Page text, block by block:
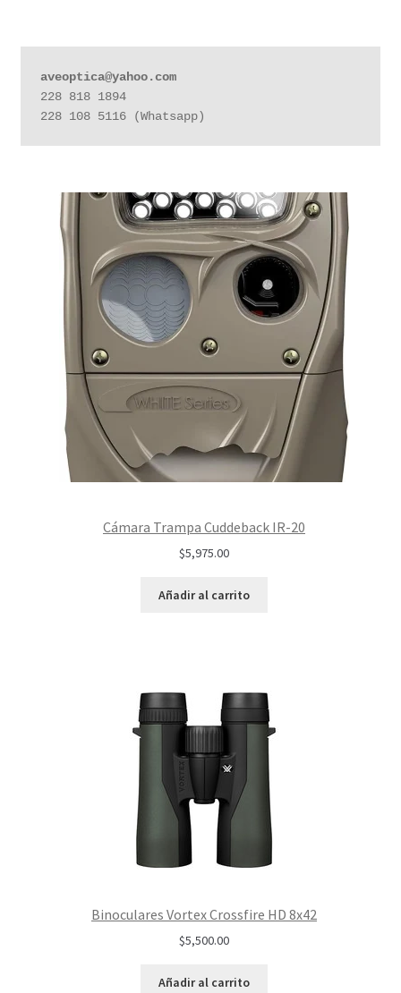
aveoptica@yahoo.com
228 818 1894
228 108 5116 (Whatsapp)
Cámara Trampa Cuddeback IR-20
$5,975.00
Añadir al carrito
Binoculares Vortex Crossfire HD 8x42
$5,500.00
Añadir al carrito